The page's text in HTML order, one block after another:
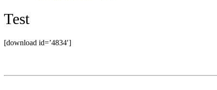
Test
[download id=’4834′]